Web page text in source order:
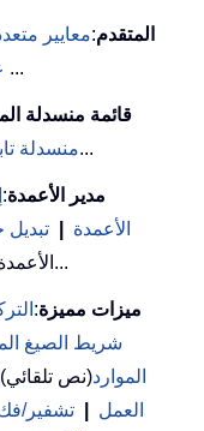
بحث VLookup المتقدم:معايير
...
قائمة منسدلة
منسدلة...
مدير الأعمدة:
الأعمدة
تبديل
...
ميزات مميزة:
شريط الصيغ
الموارد(نص تلقائي)
العمل
تشفير/فك